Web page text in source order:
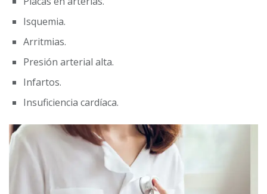
Isquemia.
Arritmias.
Presión arterial alta.
Infartos.
Insuficiencia cardíaca.